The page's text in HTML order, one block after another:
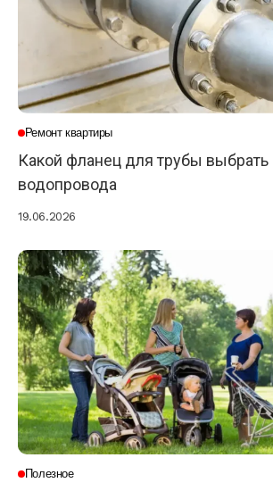
Ремонт квартиры
Какой фланец для трубы выбрать
водопровода
19.06.2026
Полезное